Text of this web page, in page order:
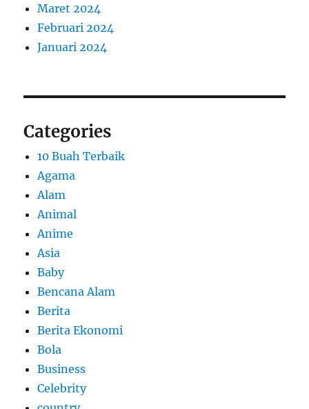
Maret 2024
Februari 2024
Januari 2024
Categories
10 Buah Terbaik
Agama
Alam
Animal
Anime
Asia
Baby
Bencana Alam
Berita
Berita Ekonomi
Bola
Business
Celebrity